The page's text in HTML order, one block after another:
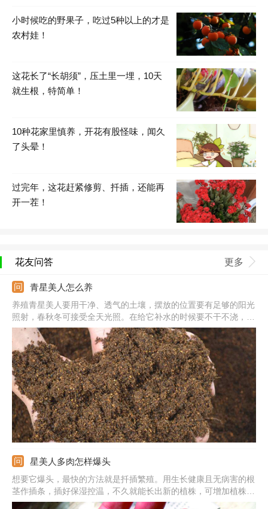
小时候吃的野果子，吃过5种以上的才是
农村娃！
这花长了“长胡须”，压土里一埋，10天
就生根，特简单！
10种花家里慎养，开花有股怪味，闻久
了头晕！
过完年，这花赶紧修剪、扦插，还能再
开一茬！
花友问答 更多
青星美人怎么养
养殖青星美人要用干净、透气的土壤，摆放的位置要有足够的阳光
照射，春秋冬可接受全天光照。在给它补水的时候要不干不浇，夏
天养殖可以一周浇水一次，冬季需要控水。在养殖期间应及时检
查，若有病虫应该及时用药。
星美人多肉怎样爆头
想要它爆头，最快的方法就是扦插繁殖。用生长健康且无病害的根
茎作插条，插好保湿控温，不久就能长出新的植株，可增加植株的
密度。此外，平时养护时也要注意方法，提供更适宜的生长环境，